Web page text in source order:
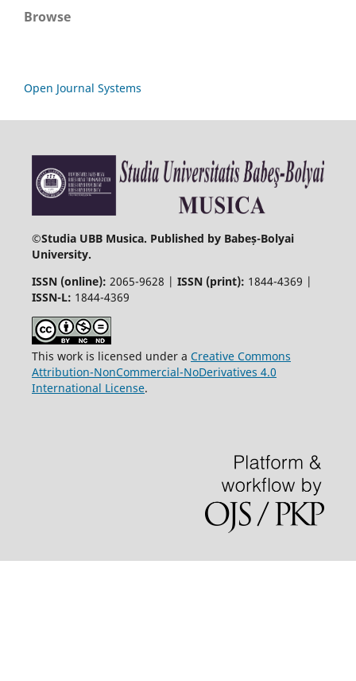
Browse
Open Journal Systems
©Studia UBB Musica. Published by Babeș-Bolyai
University.
ISSN (online): 2065-9628 | ISSN (print): 1844-4369 |
ISSN-L: 1844-4369
This work is licensed under a Creative Commons
Attribution-NonCommercial-NoDerivatives 4.0
International License.